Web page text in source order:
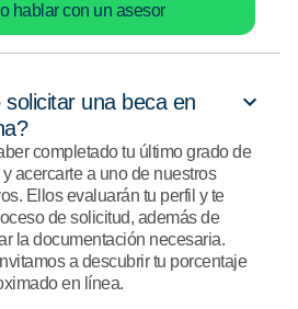
hablar con un asesor
una beca en
completado tu último grado de
acercarte a uno de nuestros
Ellos evaluarán tu perfil y te
de solicitud, además de
la documentación necesaria.
a descubrir tu porcentaje
en línea.